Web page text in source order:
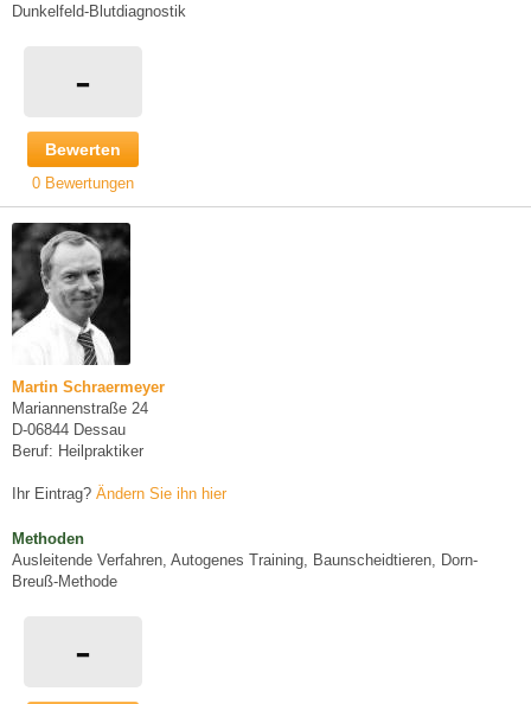
Dunkelfeld-Blutdiagnostik
-
Bewerten
0 Bewertungen
Martin Schraermeyer
Mariannenstraße 24
D-06844 Dessau
Beruf: Heilpraktiker
Ihr Eintrag? Ändern Sie ihn hier
Methoden
Ausleitende Verfahren, Autogenes Training, Baunscheidtieren, Dorn-
Breuß-Methode
-